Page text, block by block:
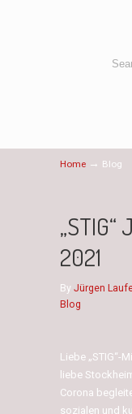
Home → Blog
2021
By Jürgen
Blog
Liebe „STIG“-
liebe
Corona
sozialen und